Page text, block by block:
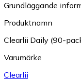
Grundläggande
Produktnamn
Clearlii Daily (90-
Varumärke
Clearlii